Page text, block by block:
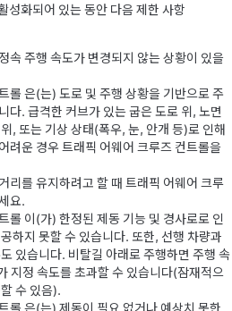
성화되어 있는 동안 다음 제한 사항
속 주행 속도가 변경되지 않는 상황이 있을
롤은(는) 도로 및 주행 상황을 기반으로 주
다. 급격한 커브가 있는 굽은 도로 위, 노면
, 또는 기상 상태(폭우, 눈, 안개 등)로 인해
려운 경우트래픽 어웨어 크루즈 컨트롤을
리를 유지하려고 할 때 트래픽 어웨어 크루
요.
롤 이(가) 한정된 제동 기능 및 경사로로 인
하지 못할 수 있습니다. 또한, 선행 차량과
있습니다. 비탈길 아래로 주행하면 주행 속
지정 속도를 초과할 수 있습니다(잠재적으
수 있음).